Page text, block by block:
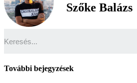
Szőke Balázs
További bejegyzések